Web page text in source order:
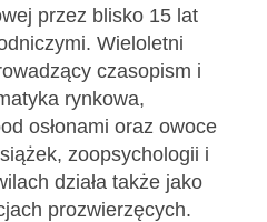
przez blisko 15 lat
Wieloletni
czasopism i
rynkowa,
osłonami oraz owoce
zoopsychologii i
działa także jako
prozwierzęcych.